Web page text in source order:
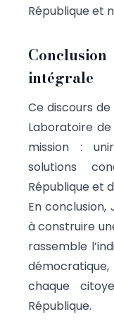
République et
intégrale
Ce discours
Laboratoire
mission :
solutions
République et
En
à construire
rassemble
chaque
République.